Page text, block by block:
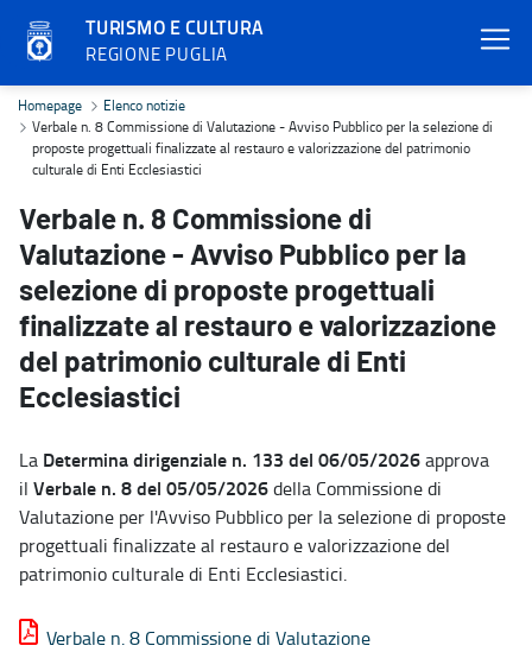
TURISMO E CULTURA
REGIONE PUGLIA
Verbale n. 8 Commissione di Valutazione - Avviso Pubblico per
Homepage
Elenco notizie
Verbale n. 8 Commissione di Valutazione - Avviso Pubblico per la selezione di
proposte progettuali finalizzate al restauro e valorizzazione del patrimonio
culturale di Enti Ecclesiastici
Verbale n. 8 Commissione di
Valutazione - Avviso Pubblico per la
selezione di proposte progettuali
finalizzate al restauro e valorizzazione
del patrimonio culturale di Enti
Ecclesiastici
La Determina dirigenziale n. 133 del 06/05/2026approva
il Verbale n. 8 del 05/05/2026della Commissione di
Valutazione per l'Avviso Pubblico per la selezione di proposte
progettuali finalizzate al restauro e valorizzazione del
patrimonio culturale di Enti Ecclesiastici.
Verbale n. 8 Commissione di Valutazione